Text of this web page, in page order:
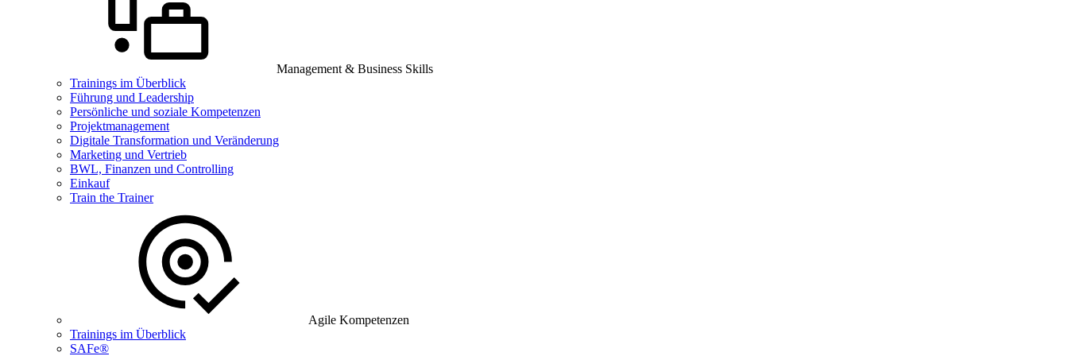
Management & Business Skills
Trainings im Überblick
Führung und Leadership
Persönliche und soziale Kompetenzen
Projektmanagement
Digitale Transformation und Veränderung
Marketing und Vertrieb
BWL, Finanzen und Controlling
Einkauf
Train the Trainer
Agile Kompetenzen
Trainings im Überblick
SAFe®